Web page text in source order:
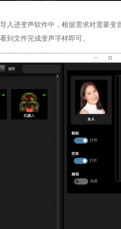
入进变声软件中，根据需求对需要变
到文件完成变声字样即可。